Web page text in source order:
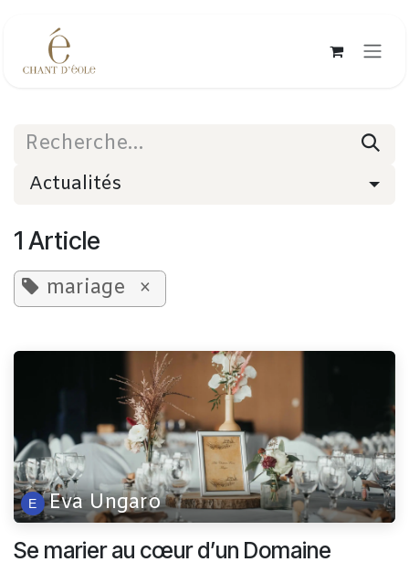
Actualités
1 Article
mariage ×
Eva Ungaro
Se marier au cœur d’un Domaine